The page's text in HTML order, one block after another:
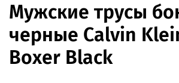
Мужские трусы
черные Calvin
Boxer Black